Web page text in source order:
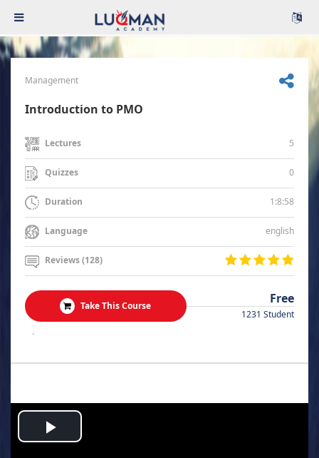
Management
Introduction to PMO
Lectures 5
Quizzes 0
Duration 1:8:58
Language english
Reviews (128)
Take This Course Free
1231 Student
.
Play